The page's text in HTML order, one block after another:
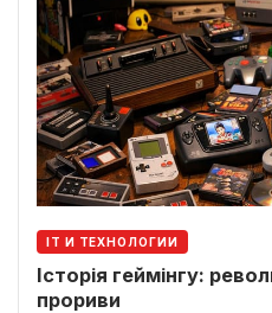
IT И ТЕХНОЛОГИИ
Історія геймінгу:
прориви